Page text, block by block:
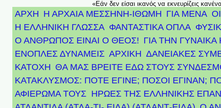
«Εάν δεν είσαι ικανός να εκνευρίζεις
ΑΡΧΗ Η ΑΡΧΑΙΑ ΜΕΣΣΗΝΗ-ΙΘΩΜΗ ΓΙΑ ΜΕΝΑ
Η ΕΛΛΗΝΙΚΗ ΓΛΩΣΣΑ ΦΑΝΤΑΣΤΙΚΑ ΟΠΛΑ
Ο ΑΝΘΡΩΠΟΣ ΕΙΝΑΙ Ο ΘΕΟΣ! ΓΙΑ ΤΗΝ ΓΥΝΑΙΚΑ
ΕΝΟΠΛΕΣ ΔΥΝΑΜΕΙΣ ΑΡΧΙΚΉ ΔΑΝΕΙΑΚΕΣ
ΚΑΤΟΧΗ ΘΑ ΜΑΣ ΒΡΕΙΤΕ ΕΔΩ ΣΤΟΥΣ
ΚΑΤΑΚΛΥΣΜΟΣ: ΠΟΤΕ ΕΓΙΝΕ; ΠΟΣΟΙ ΕΓΙΝΑΝ;
ΑΦΙΈΡΩΜΑ ΤΟΥΣ ΉΡΩΕΣ ΤΗΣ ΕΛΛΗΝΙΚΉΣ